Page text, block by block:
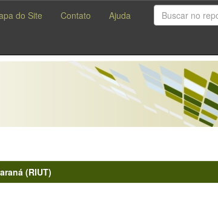
do Site Contato Ajuda
(RIUT)